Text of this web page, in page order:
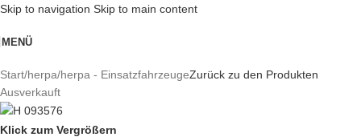
Skip to navigation Skip to main content
MENÜ
Start/herpa/herpa - EinsatzfahrzeugeZurück zu den Produkten
Ausverkauft
Klick zum Vergrößern